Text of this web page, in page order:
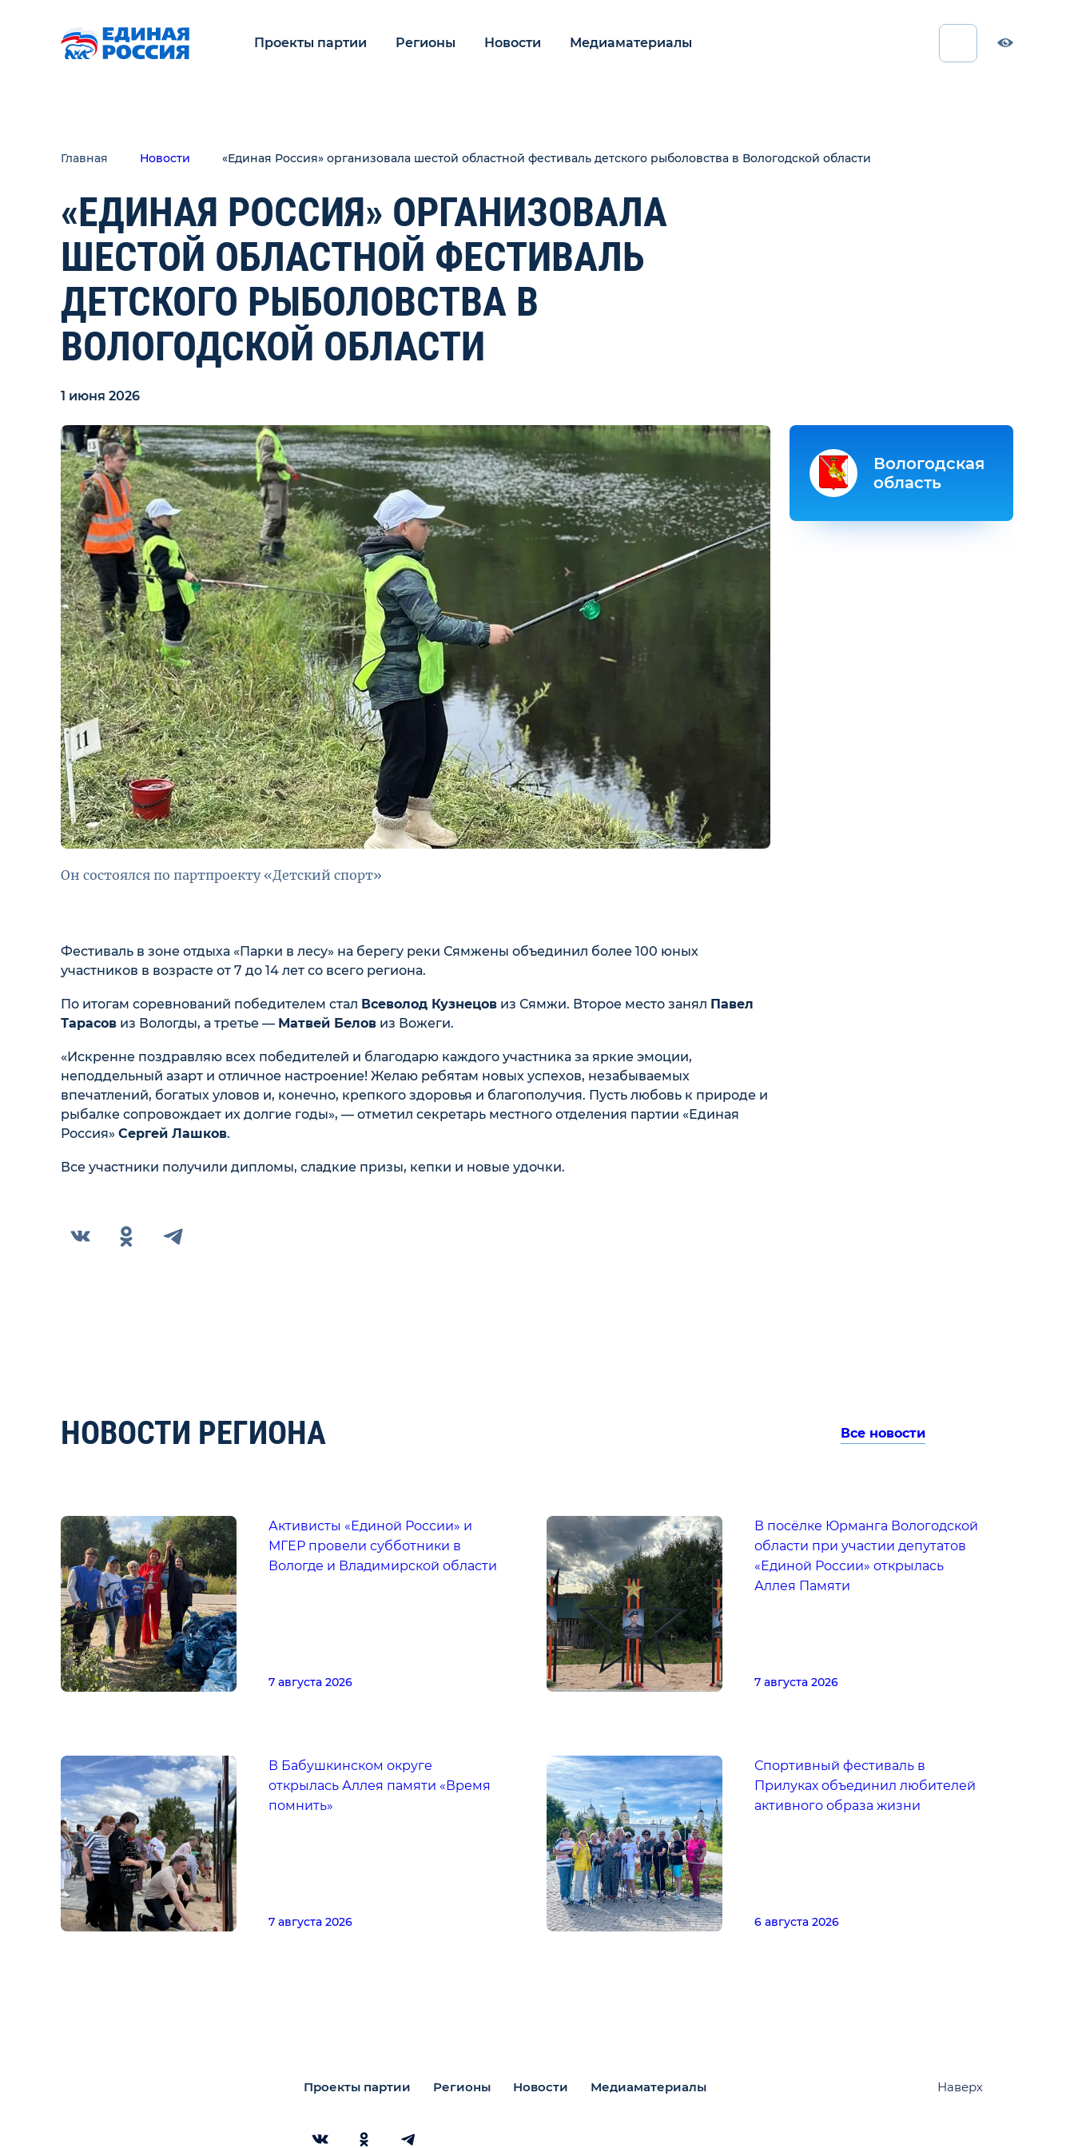
Проекты партии Регионы Новости Медиаматериалы
Главная Новости «Единая Россия» организовала шестой областной фестиваль детского рыболовства в Вологодской области
«ЕДИНАЯ РОССИЯ» ОРГАНИЗОВАЛА
ШЕСТОЙ ОБЛАСТНОЙ ФЕСТИВАЛЬ
ДЕТСКОГО РЫБОЛОВСТВА В
ВОЛОГОДСКОЙ ОБЛАСТИ
1 июня 2026
Он состоялся по партпроекту «Детский спорт»
Фестиваль в зоне отдыха «Парки в лесу» на берегу реки Сямжены объединил более 100 юных
участников в возрасте от 7 до 14 лет со всего региона.
По итогам соревнований победителем стал Всеволод Кузнецов из Сямжи. Второе место занял Павел
Тарасов из Вологды, а третье — Матвей Белов из Вожеги.
«Искренне поздравляю всех победителей и благодарю каждого участника за яркие эмоции,
неподдельный азарт и отличное настроение! Желаю ребятам новых успехов, незабываемых
впечатлений, богатых уловов и, конечно, крепкого здоровья и благополучия. Пусть любовь к природе и
рыбалке сопровождает их долгие годы», — отметил секретарь местного отделения партии «Единая
Россия» Сергей Лашков.
Все участники получили дипломы, сладкие призы, кепки и новые удочки.
Вологодская
область
НОВОСТИ РЕГИОНА Все новости
Активисты «Единой России» и
МГЕР провели субботники в
Вологде и Владимирской области
7 августа 2026
В Бабушкинском округе
открылась Аллея памяти «Время
помнить»
7 августа 2026
В посёлке Юрманга Вологодской
области при участии депутатов
«Единой России» открылась
Аллея Памяти
7 августа 2026
Спортивный фестиваль в
Прилуках объединил любителей
активного образа жизни
6 августа 2026
Проекты партии Регионы Новости Медиаматериалы Наверх